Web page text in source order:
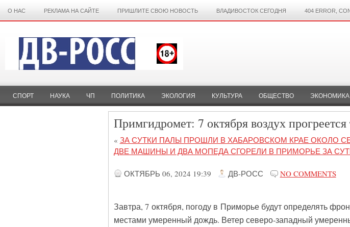
О НАС РЕКЛАМА НА САЙТЕ ПРИШЛИТЕ СВОЮ НОВОСТЬ ВЛАДИВОСТОК СЕГОДНЯ 404 ERROR,
СПОРТ НАУКА ЧП ПОЛИТИКА ЭКОЛОГИЯ КУЛЬТУРА ОБЩЕСТВО ЭКОНОМИКА
Примгидромет: 7 октября воздух
« ЗА СУТКИ ПАЛЫ ПРОШЛИ В ХАБАРОВСКОМ КРАЕ ОКОЛО
ДВЕ МАШИНЫ И ДВА МОПЕДА СГОРЕЛИ В ПРИМОРЬЕ ЗА
ОКТЯБРЬ 06, 2024 19:39 ДВ-РОСС NO COMMENTS
Завтра, 7 октября, погоду в Приморье будут определять
местами умеренный дождь. Ветер северо-западный